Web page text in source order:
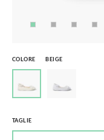
COLORE BEIGE
TAGLIE